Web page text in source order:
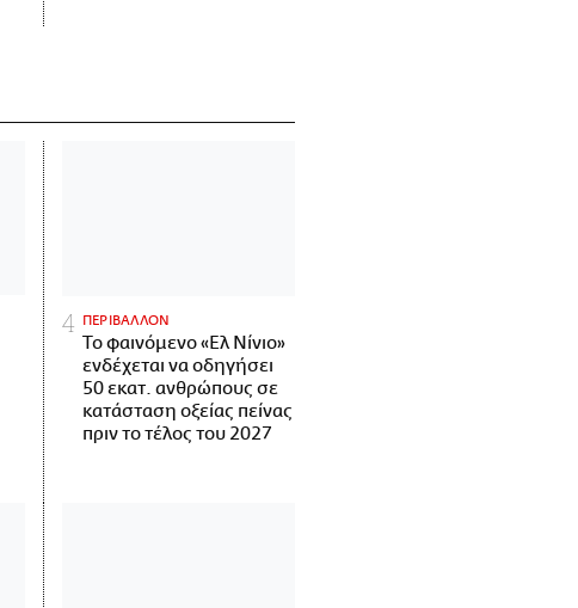
ΠΕΡΙΒΑΛΛΟΝ
Το φαινόμενο «Ελ Νίνιο»
ενδέχεται να οδηγήσει
50 εκατ. ανθρώπους σε
κατάσταση οξείας πείνας
πριν το τέλος του 2027